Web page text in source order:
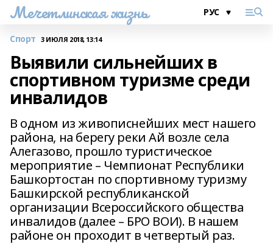
Мечетлинская жизнь
Спорт 3 ИЮЛЯ 2018, 13:14
Выявили сильнейших в
спортивном туризме среди
инвалидов
В одном из живописнейших мест нашего
района, на берегу реки Ай возле села
Алегазово, прошло туристическое
мероприятие – Чемпионат Республики
Башкортостан по спортивному туризму
Башкирской республиканской
организации Всероссийского общества
инвалидов (далее – БРО ВОИ). В нашем
районе он проходит в четвертый раз.